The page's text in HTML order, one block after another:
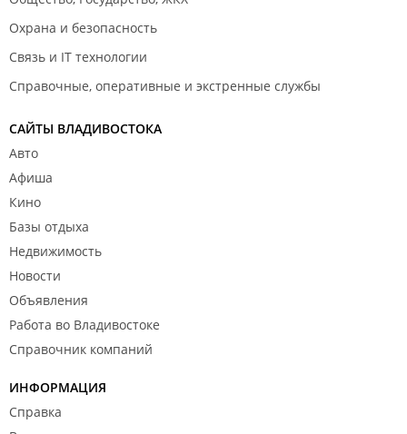
Охрана и безопасность
Связь и IT технологии
Справочные, оперативные и экстренные службы
САЙТЫ ВЛАДИВОСТОКА
Авто
Афиша
Кино
Базы отдыха
Недвижимость
Новости
Объявления
Работа во Владивостоке
Справочник компаний
ИНФОРМАЦИЯ
Справка